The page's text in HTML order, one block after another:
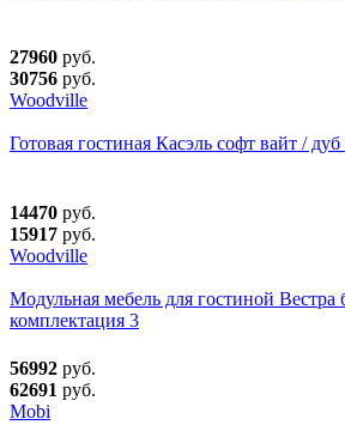
27960 руб.
30756 руб.
Woodville
Готовая гостиная Касэль софт вайт /
14470 руб.
15917 руб.
Woodville
Модульная мебель для гостиной Вестра
комплектация 3
56992 руб.
62691 руб.
Mobi